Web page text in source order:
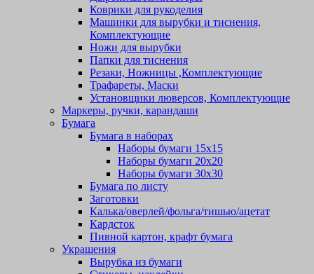
Коврики для рукоделия
Машинки для вырубки и тиснения,
Комплектующие
Ножи для вырубки
Папки для тиснения
Резаки, Ножницы ,Комплектующие
Трафареты, Маски
Установщики люверсов, Комплектующие
Маркеры, ручки, карандаши
Бумага
Бумага в наборах
Наборы бумаги 15х15
Наборы бумаги 20х20
Наборы бумаги 30х30
Бумага по листу
Заготовки
Калька/оверлей/фольга/тишью/ацетат
Кардсток
Пивной картон, крафт бумага
Украшения
Вырубка из бумаги